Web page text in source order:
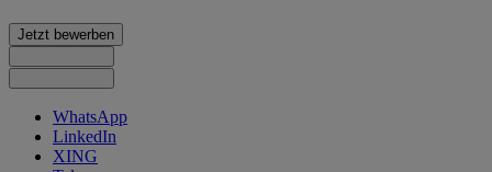
Jetzt bewerben
WhatsApp
LinkedIn
XING